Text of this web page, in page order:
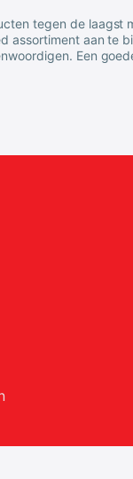
tegen de laagst
assortiment aan te
Een